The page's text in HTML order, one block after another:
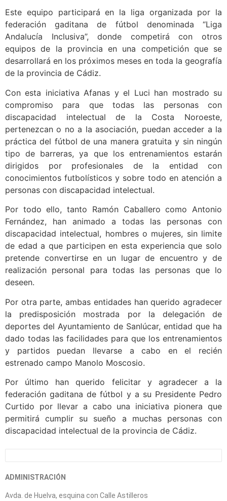
Este equipo participará en la liga organizada por la
federación gaditana de fútbol denominada “Liga
Andalucía Inclusiva”, donde competirá con otros
equipos de la provincia en una competición que se
desarrollará en los próximos meses en toda la geografía
de la provincia de Cádiz.
Con esta iniciativa Afanas y el Luci han mostrado su
compromiso para que todas las personas con
discapacidad intelectual de la Costa Noroeste,
pertenezcan o no a la asociación, puedan acceder a la
práctica del fútbol de una manera gratuita y sin ningún
tipo de barreras, ya que los entrenamientos estarán
dirigidos por profesionales de la entidad con
conocimientos futbolísticos y sobre todo en atención a
personas con discapacidad intelectual.
Por todo ello, tanto Ramón Caballero como Antonio
Fernández, han animado a todas las personas con
discapacidad intelectual, hombres o mujeres, sin limite
de edad a que participen en esta experiencia que solo
pretende convertirse en un lugar de encuentro y de
realización personal para todas las personas que lo
deseen.
Por otra parte, ambas entidades han querido agradecer
la predisposición mostrada por la delegación de
deportes del Ayuntamiento de Sanlúcar, entidad que ha
dado todas las facilidades para que los entrenamientos
y partidos puedan llevarse a cabo en el recién
estrenado campo Manolo Moscosio.
Por último han querido felicitar y agradecer a la
federación gaditana de fútbol y a su Presidente Pedro
Curtido por llevar a cabo una iniciativa pionera que
permitirá cumplir su sueño a muchas personas con
discapacidad intelectual de la provincia de Cádiz.
ADMINISTRACIÓN
Avda. de Huelva, esquina con Calle Astilleros